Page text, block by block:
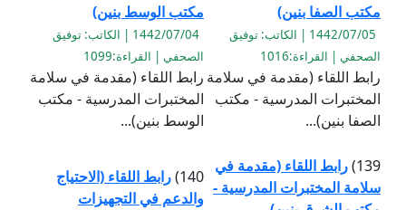
مكتب الصفا بنين)
1442/07/05 | الكاتب: توفيق
الصحفي | القراءة:1016
رابط اللقاء (مقدمة في سلامة
المختبرات المدرسية - مكتب
الصفا بنين)...
مكتب الوسط بنين)
1442/07/04 | الكاتب: توفيق
الصحفي | القراءة:1099
رابط اللقاء (مقدمة في سلامة
المختبرات المدرسية - مكتب
الوسط بنين)...
139) رابط اللقاء (مقدمة في
سلامة المختبرات المدرسية -
140) رابط اللقاء (الاحتياج
والدعم في التجهيزات